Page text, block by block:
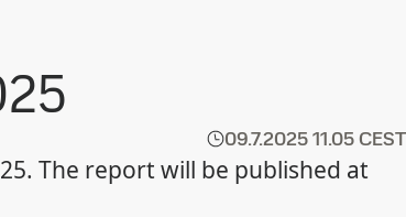
09.7.202511.05 CEST
The report will be published at